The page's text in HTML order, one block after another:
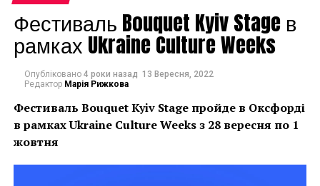
Фестиваль Bouquet Kyiv Stage в
рамках Ukraine Culture Weeks
Опубліковано 4 роки назад 13 Вересня, 2022
Редактор Марія Рижкова
Фестиваль Bouquet Kyiv Stage пройде в Оксфорді
в рамкахUkraine Culture Weeks з 28 вересня по 1
жовтня